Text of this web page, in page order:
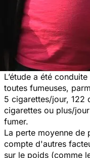
L’étude a été
toutes fumeuses,
5 cigarettes/jour, 122
cigarettes ou plus/
fumer.
La perte moyenne de
compte d'autres
sur le poids (comme